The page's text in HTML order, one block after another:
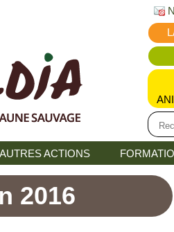
AUTRES ACTIONS
2016